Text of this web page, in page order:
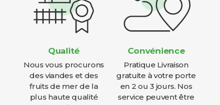
Qualité
Nous vous procurons
des viandes et des
fruits de mer de la
plus haute qualité
Convénience
Pratique Livraison
gratuite à votre porte
en 2 ou 3 jours. Nos
service peuvent être